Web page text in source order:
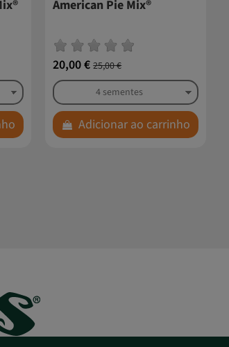
American Pie Mix®
20,00 €25,00 €
Adicionar ao carrinho